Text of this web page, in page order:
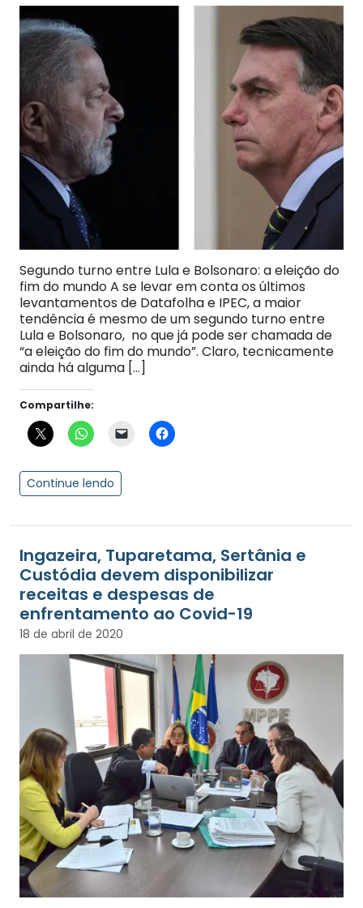
Segundo turno entre Lula e Bolsonaro: a eleição do
fim do mundo A se levar em conta os últimos
levantamentos de Datafolha e IPEC, a maior
tendência é mesmo de um segundo turno entre
Lula e Bolsonaro, no que já pode ser chamada de
“a eleição do fim do mundo”. Claro, tecnicamente
ainda há alguma […]
Compartilhe:
Continue lendo
Ingazeira, Tuparetama, Sertânia e
Custódia devem disponibilizar
receitas e despesas de
enfrentamento ao Covid-19
18 de abril de 2020